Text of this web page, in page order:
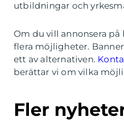
utbildningar och
Om du vill annonsera
flera möjligheter.
ett av alternativen.
berättar vi om vilka
Fler